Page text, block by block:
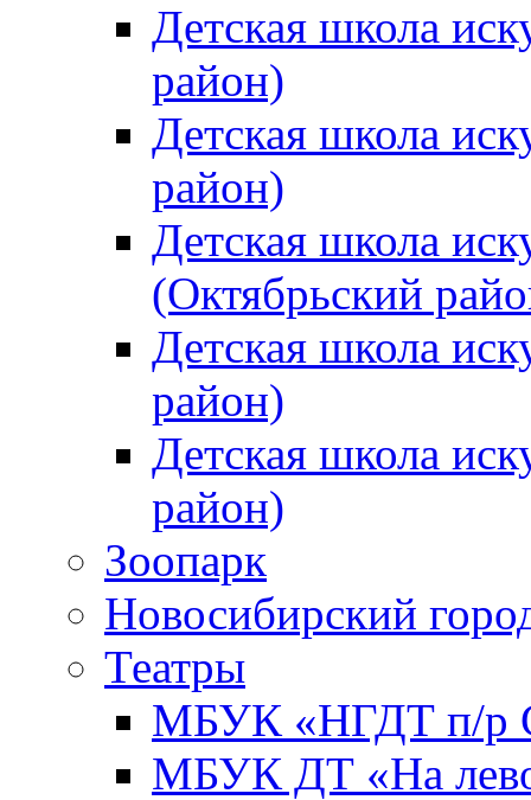
Детская школа
район)
Детская школа
район)
Детская школа
(Октябрьский
Детская школа
район)
Детская школа
район)
Зоопарк
Новосибирский
Театры
МБУК «НГДТ п/р
МБУК ДТ «На